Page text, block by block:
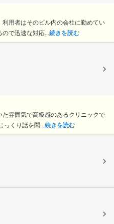
用者はそのビル内の会社に勤めてい
ので迅速な対応...続きを読む
雰囲気で高級感のあるクリニックで
っくり話を聞...続きを読む